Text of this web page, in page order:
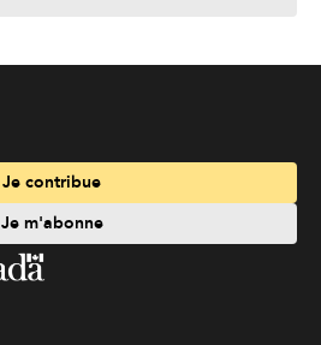
Je contribue
Je m'abonne